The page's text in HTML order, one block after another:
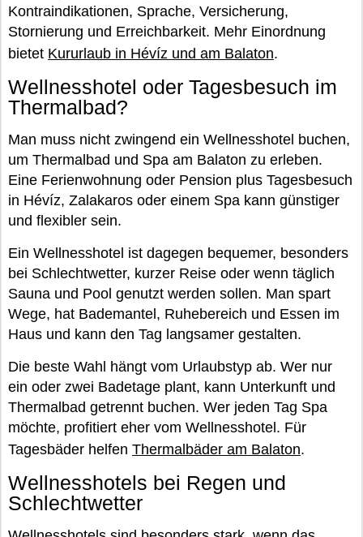
Kontraindikationen, Sprache, Versicherung,
Stornierung und Erreichbarkeit. Mehr Einordnung
bietet Kururlaub in Hévíz und am Balaton.
Wellnesshotel oder Tagesbesuch im
Thermalbad?
Man muss nicht zwingend ein Wellnesshotel buchen,
um Thermalbad und Spa am Balaton zu erleben.
Eine Ferienwohnung oder Pension plus Tagesbesuch
in Hévíz, Zalakaros oder einem Spa kann günstiger
und flexibler sein.
Ein Wellnesshotel ist dagegen bequemer, besonders
bei Schlechtwetter, kurzer Reise oder wenn täglich
Sauna und Pool genutzt werden sollen. Man spart
Wege, hat Bademantel, Ruhebereich und Essen im
Haus und kann den Tag langsamer gestalten.
Die beste Wahl hängt vom Urlaubstyp ab. Wer nur
ein oder zwei Badetage plant, kann Unterkunft und
Thermalbad getrennt buchen. Wer jeden Tag Spa
möchte, profitiert eher vom Wellnesshotel. Für
Tagesbäder helfen Thermalbäder am Balaton.
Wellnesshotels bei Regen und
Schlechtwetter